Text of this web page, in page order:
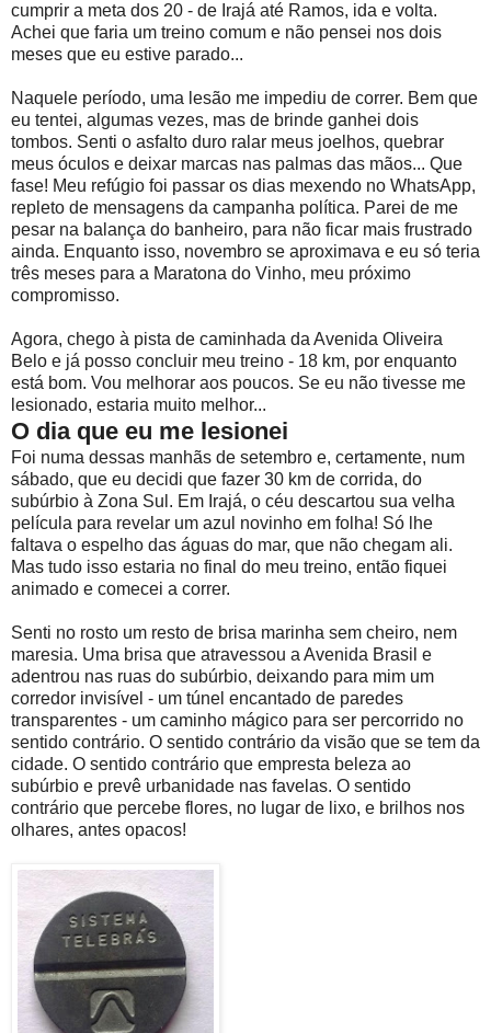
cumprir a meta dos 20 - de Irajá até Ramos, ida e volta.
Achei que faria um treino comum e não pensei nos dois
meses que eu estive parado...
Naquele período, uma lesão me impediu de correr. Bem que
eu tentei, algumas vezes, mas de brinde ganhei dois
tombos. Senti o asfalto duro ralar meus joelhos, quebrar
meus óculos e deixar marcas nas palmas das mãos... Que
fase! Meu refúgio foi passar os dias mexendo no WhatsApp,
repleto de mensagens da campanha política. Parei de me
pesar na balança do banheiro, para não ficar mais frustrado
ainda. Enquanto isso, novembro se aproximava e eu só teria
três meses para a Maratona do Vinho, meu próximo
compromisso.
Agora, chego à pista de caminhada da Avenida Oliveira
Belo e já posso concluir meu treino - 18 km, por enquanto
está bom. Vou melhorar aos poucos. Se eu não tivesse me
lesionado, estaria muito melhor...
O dia que eu me lesionei
Foi numa dessas manhãs de setembro e, certamente, num
sábado, que eu decidi que fazer 30 km de corrida, do
subúrbio à Zona Sul. Em Irajá, o céu descartou sua velha
película para revelar um azul novinho em folha! Só lhe
faltava o espelho das águas do mar, que não chegam ali.
Mas tudo isso estaria no final do meu treino, então fiquei
animado e comecei a correr.
Senti no rosto um resto de brisa marinha sem cheiro, nem
maresia. Uma brisa que atravessou a Avenida Brasil e
adentrou nas ruas do subúrbio, deixando para mim um
corredor invisível - um túnel encantado de paredes
transparentes - um caminho mágico para ser percorrido no
sentido contrário. O sentido contrário da visão que se tem da
cidade. O sentido contrário que empresta beleza ao
subúrbio e prevê urbanidade nas favelas. O sentido
contrário que percebe flores, no lugar de lixo, e brilhos nos
olhares, antes opacos!